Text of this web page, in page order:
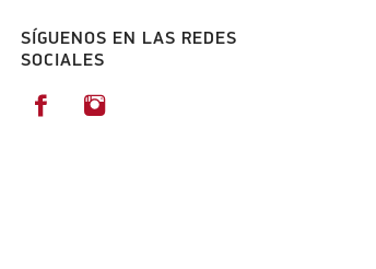
SÍGUENOS EN LAS REDES
SOCIALES